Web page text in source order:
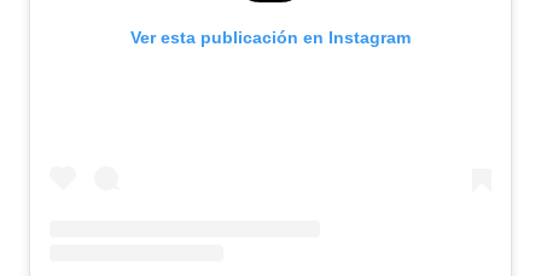
Ver esta publicación en Instagram